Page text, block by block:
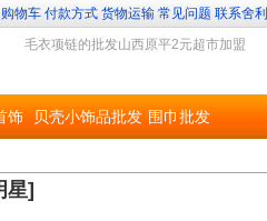
购物车 付款方式 货物运输 常见问题 联系舍利
毛衣项链的批发山西原平2元超市加盟
饰 贝壳小饰品批发 围巾批发
星]